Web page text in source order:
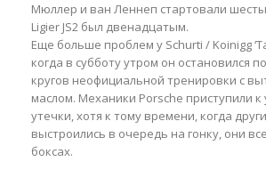
Мюллер и ван Леннеп стартовали
Ligier JS2 был двенадцатым.
Еще больше проблем у Schurti / Koinigg
когда в субботу утром он остановился
кругов неофициальной тренировки с
маслом. Механики Porsche приступили
утечки, хотя к тому времени, когда
выстроились в очередь на гонку, они
боксах.